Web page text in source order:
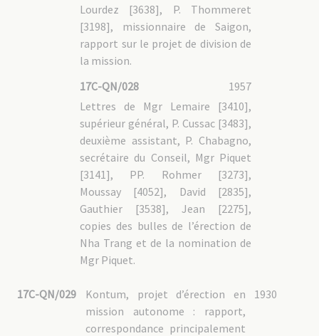
Lourdez [3638], P. Thommeret
[3198], missionnaire de Saigon,
rapport sur le projet de division de
la mission.
17C-QN/028
1957
Lettres de Mgr Lemaire [3410],
supérieur général, P. Cussac [3483],
deuxième assistant, P. Chabagno,
secrétaire du Conseil, Mgr Piquet
[3141], PP. Rohmer [3273],
Moussay [4052], David [2835],
Gauthier [3538], Jean [2275],
copies des bulles de l’érection de
Nha Trang et de la nomination de
Mgr Piquet.
17C-QN/029 1930
Kontum, projet d’érection en
mission autonome : rapport,
correspondance principalement